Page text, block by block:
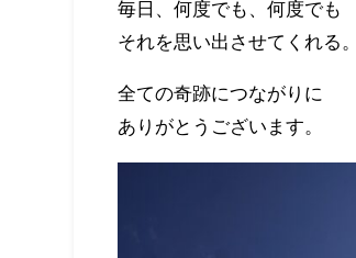
毎日、何度でも、何度でも
それを思い出させてくれる。
全ての奇跡につながりに
ありがとうございます。